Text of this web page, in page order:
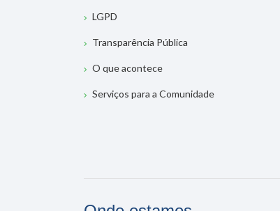
LGPD
Transparência Pública
O que acontece
Serviços para a Comunidade